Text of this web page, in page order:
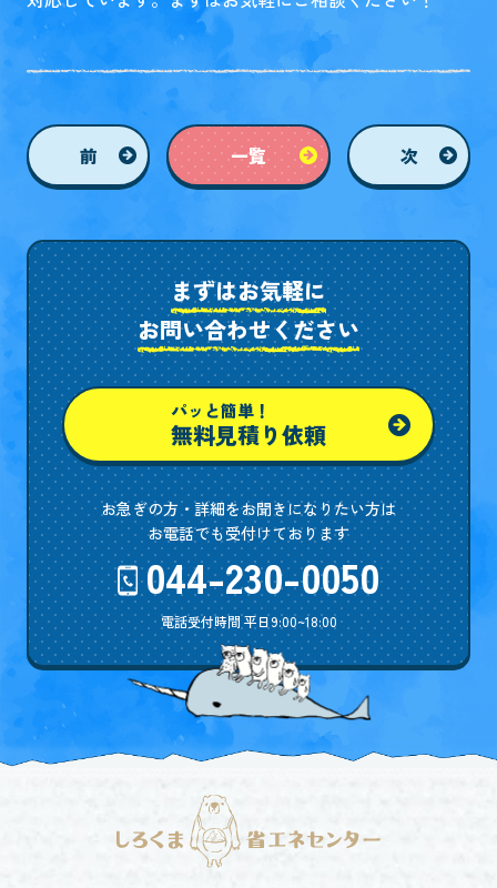
前 一覧 次
まずはお気軽に
お問い合わせください
パッと簡単！
無料見積り依頼
お急ぎの方・詳細をお聞きになりたい方は
お電話でも受付けております
044-230-0050
電話受付時間 平日9:00~18:00